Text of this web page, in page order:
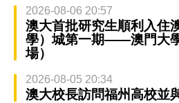
2026-08-06 20:57
澳大首批研究生順利入住
學）城第一期——澳門大
場）
2026-08-05 20:34
澳大校長訪問福州高校並